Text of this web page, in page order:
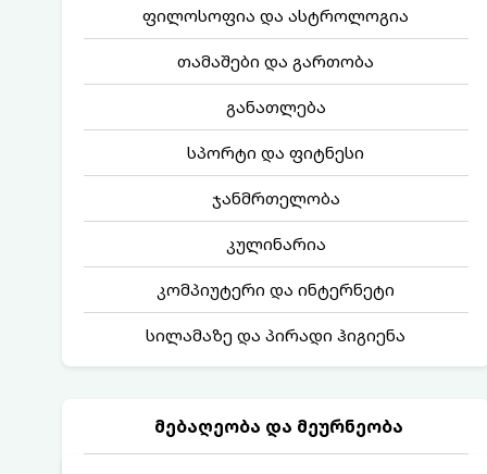
ფილოსოფია და ასტროლოგია
თამაშები და გართობა
განათლება
სპორტი და ფიტნესი
ჯანმრთელობა
კულინარია
კომპიუტერი და ინტერნეტი
სილამაზე და პირადი ჰიგიენა
მებაღეობა და მეურნეობა